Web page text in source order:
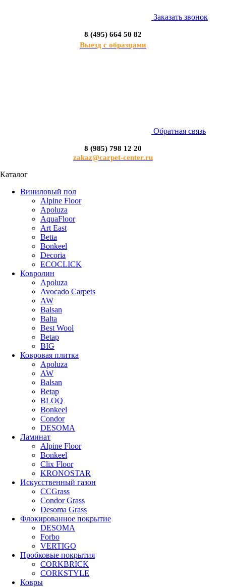
Заказать звонок
8 (495) 664 50 82
Выезд с образцами
Обратная связь
8 (985) 798 12 20
zakaz@carpet-center.ru
Каталог
Виниловый пол
Alpine Floor
Apoluza
AquaFloor
Art East
Betta
Bonkeel
Decoria
ECOCLICK
Ковролин
Apoluza
Avocado Carpets
AW
Balsan
Balta
Best Wool
Betap
BIG
Ковровая плитка
Apoluza
AW
Balsan
Betap
BLOQ
Bonkeel
Condor
DESOMA
Ламинат
Alpine Floor
Bonkeel
Clix Floor
KRONOSTAR
Искусственный газон
CCGrass
Condor Grass
Desoma Grass
Флокированное покрытие
DESOMA
Forbo
VERTIGO
Пробковые покрытия
CORKBRICK
CORKSTYLE
Ковры